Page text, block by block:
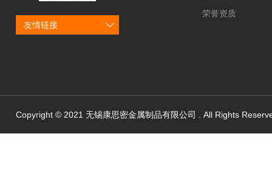
友情链接
荣誉资质
Copyright © 2021 无锡康思密金属制品有限公司 . All Rights